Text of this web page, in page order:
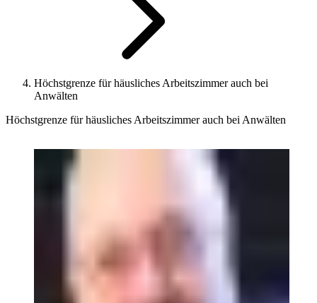
Höchstgrenze für häusliches Arbeitszimmer auch bei
Anwälten
Höchstgrenze für häusliches Arbeitszimmer auch bei Anwälten